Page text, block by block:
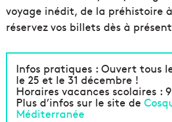
voyage inédit, de la préhistoire
réservez vos billets dès à
Infos pratiques : Ouvert tous
le 25 et le 31 décembre !
Horaires vacances scolaires :
Plus d’infos sur le site de
Méditerranée